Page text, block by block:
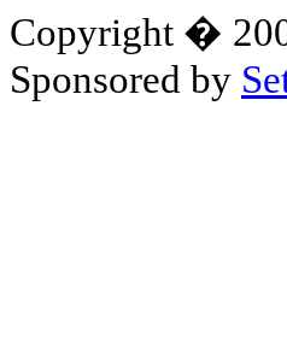
Copyright �
Sponsored by